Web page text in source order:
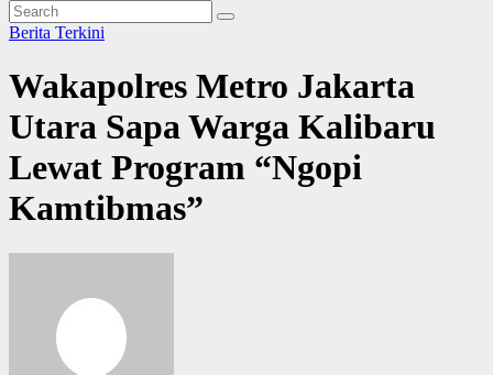
Berita Terkini
Wakapolres Metro Jakarta
Utara Sapa Warga Kalibaru
Lewat Program “Ngopi
Kamtibmas”